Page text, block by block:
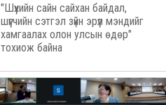
"Шүүхийн сайн сайхан байдал,
шүүгчийн сэтгэл зүйн эрүүл мэндийг
хамгаалах олон улсын өдөр"
тохиож байна